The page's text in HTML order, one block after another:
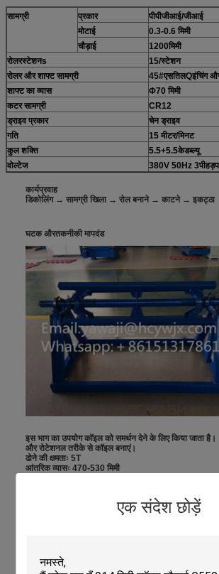
एक संदेश छोड़ें
सामग्री प्रकार
पीपीजीआई/जीआई
मोटाई
0.3-0.6 मिमी
चौड़ाई
1200मिमी
रोलरस्टेशनs 15/स्टेशन
रोलर और शाफ्ट सामग्री
45#एसतिलQइंचिंग
शाफ्ट का व्यास
Φ70 मिमी
कटर सामग्री
CR12
ड्राइव प्रकार
चेन ड्राइव
गति
15 मीटर/मिनट
कुल शक्ति
5.5+5.5केडब्ल्यू
वोल्टेज
380V 50Hz 3पी
कार्यप्रवाह
डिकोलिंग → सामग्री खिला → रोल बनाने → काटने → इकट्ठा
घटक औरतकनीकी मापदंड
इस भाग का उपयोग कॉइल को समर्थन देने के लिए किया जाता है।
और रोटेशनल तरीके से कॉइल बनाएं।
ढोने की क्षमताः 5T
आंतरिक व्यासः 470-530 मिमी
जब मशीन चल रही होती है तो टक्कर से मशीन को नुकसान से